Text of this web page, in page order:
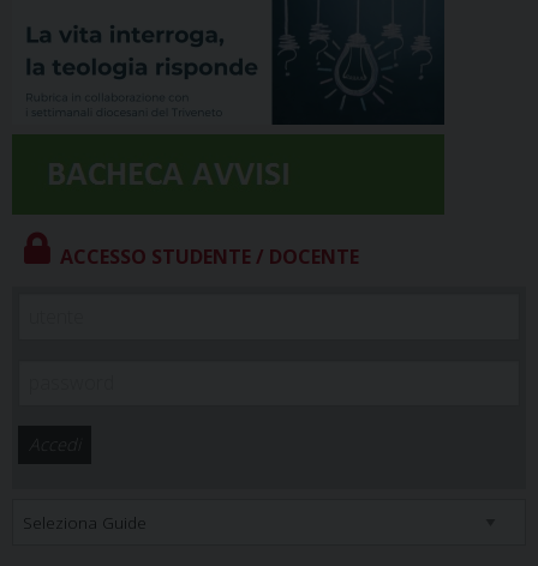
ACCESSO STUDENTE / DOCENTE